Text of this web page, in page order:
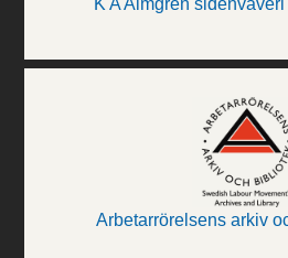
Arbetarrörelsens arkiv